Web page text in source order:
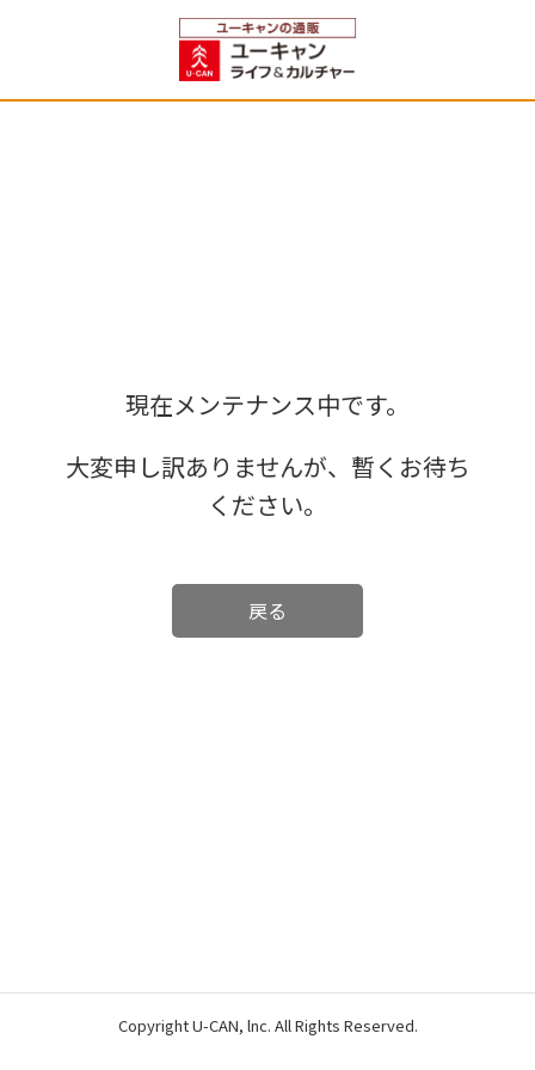
現在メンテナンス中です。
大変申し訳ありませんが、暫くお待ち
ください。
戻る
Copyright U-CAN, lnc. All Rights Reserved.